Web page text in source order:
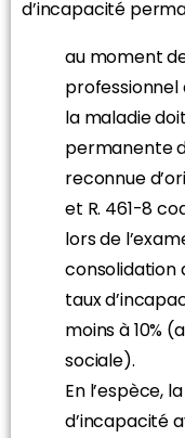
d’incapacité
au moment
professionnel
la maladie
permanente
reconnue
et R. 461-8
lors de
consolidation
taux
moins à 10%
sociale).
En l’espèce,
d’incapacité